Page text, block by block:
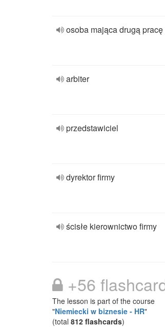
osoba mająca drugą
arbiter
przedstawiciel
dyrektor firmy
ścisłe kierownictwo firmy
+56
The lesson is part of the course
"Niemiecki w biznesie - HR"
(total 812 flashcards)